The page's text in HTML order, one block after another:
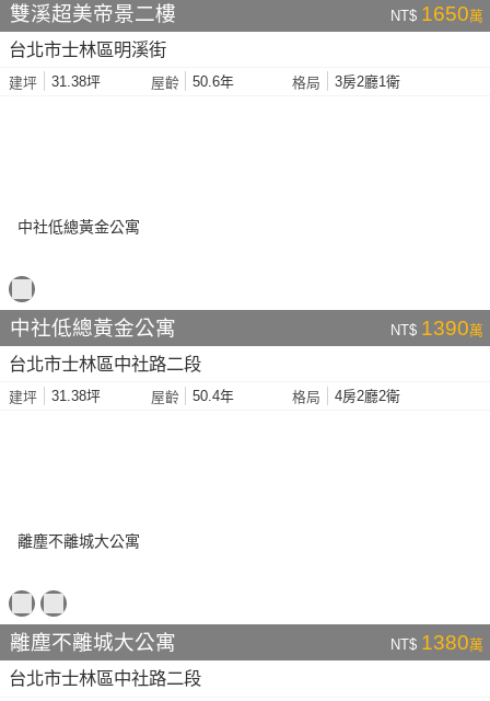
雙溪超美帝景二樓 NT$ 1650萬
台北市士林區明溪街
建坪 31.38坪 屋齡 50.6年 格局 3房2廳1衛
中社低總黃金公寓 NT$ 1390萬
台北市士林區中社路二段
建坪 31.38坪 屋齡 50.4年 格局 4房2廳2衛
離塵不離城大公寓 NT$ 1380萬
台北市士林區中社路二段